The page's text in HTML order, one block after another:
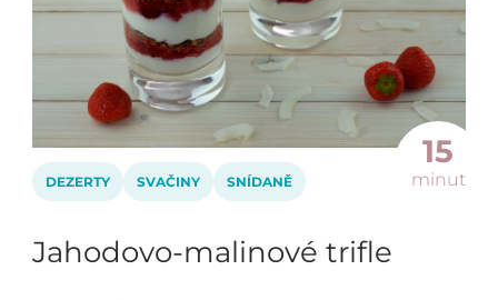
15
minut
DEZERTY SVAČINY SNÍDANĚ
Jahodovo-malinové trifle